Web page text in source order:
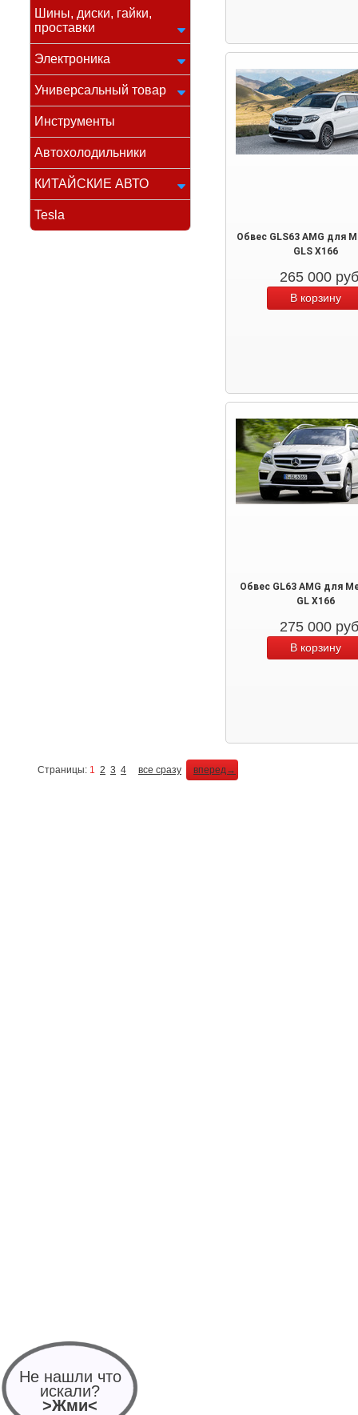
Не нашли что
искали?
>Жми<
Шины, диски, гайки,
проставки
Электроника
Универсальный товар
Инструменты
Автохолодильники
КИТАЙСКИЕ АВТО
Tesla
Обвес GLS63 AMG для
GLS X166
265 000 руб
Обвес GL63 AMG для
GL X166
275 000 руб
Страницы: 1 2 3 4 все сразу вперед→